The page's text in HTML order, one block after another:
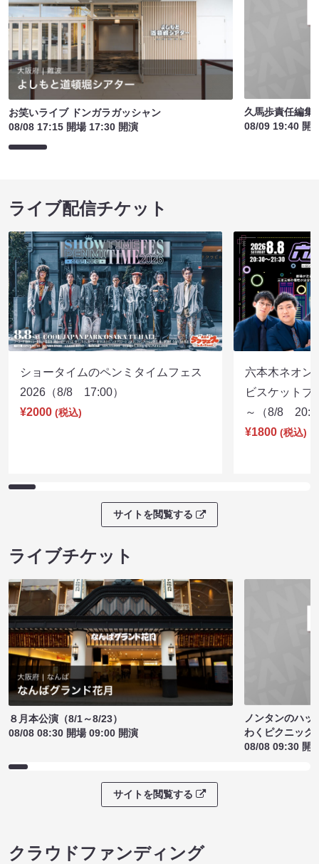
お笑いライブ ドンガラガッシャン
08/08 17:15 開場 17:30 開演
久馬歩責任編集
08/09 19:40 開
ライブ配信チケット
ショータイムのペンミタイムフェス
2026（8/8 17:00）
¥2000 (税込)
六本木ネオン
ビスケットブ
～（8/8
¥1800 (税込)
サイトを閲覧する
ライブチケット
８月本公演（8/1～8/23）
08/08 08:30 開場 09:00 開演
ノンタンのハッ
わくピクニック
08/08 09:30 開
サイトを閲覧する
クラウドファンディング